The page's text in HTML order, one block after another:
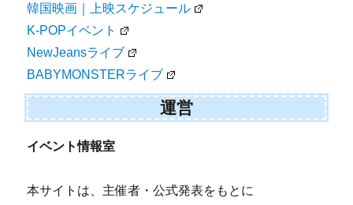
韓国映画｜上映スケジュール
K-POPイベント
NewJeansライブ
BABYMONSTERライブ
運営
イベント情報室
本サイトは、主催者・公式発表をもとに